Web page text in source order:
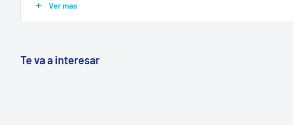
indicado en aquellos casos de piel frágil y sensible. Puede utilizarse como
Ver mas
Te va a interesar